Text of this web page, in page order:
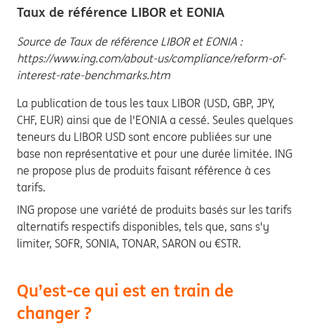
Taux de référence LIBOR et EONIA
Source de Taux de référence LIBOR et EONIA :
https://www.ing.com/about-us/compliance/reform-of-
interest-rate-benchmarks.htm
La publication de tous les taux LIBOR (USD, GBP, JPY,
CHF, EUR) ainsi que de l'EONIA a cessé. Seules quelques
teneurs du LIBOR USD sont encore publiées sur une
base non représentative et pour une durée limitée. ING
ne propose plus de produits faisant référence à ces
tarifs.
ING propose une variété de produits basés sur les tarifs
alternatifs respectifs disponibles, tels que, sans s'y
limiter, SOFR, SONIA, TONAR, SARON ou €STR.
Qu’est-ce qui est en train de
changer ?